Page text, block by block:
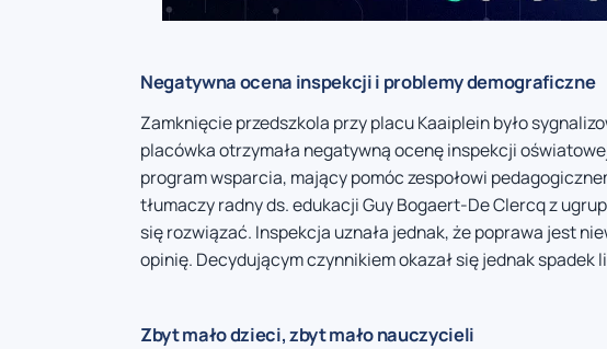
Negatywna ocena inspekcji i problemy demograficzne
Zamknięcie przedszkola przy placu Kaaiplein było
placówka otrzymała negatywną ocenę inspekcji
program wsparcia, mający pomóc zespołowi
tłumaczy radny ds. edukacji Guy Bogaert-De Clercq z
się rozwiązać. Inspekcja uznała jednak, że poprawa jest
opinię. Decydującym czynnikiem okazał się jednak spadek
Zbyt mało dzieci, zbyt mało nauczycieli